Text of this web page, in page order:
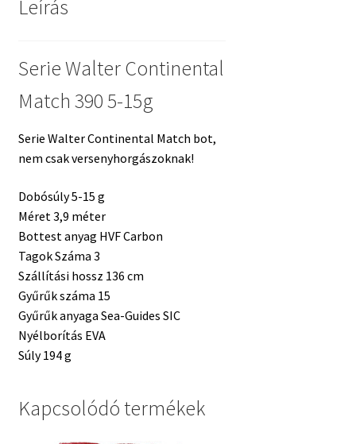
Leírás
Serie Walter Continental
Match 390 5-15g
Serie Walter Continental Match bot,
nem csak versenyhorgászoknak!
Dobósúly 5-15 g
Méret 3,9 méter
Bottest anyag HVF Carbon
Tagok Száma 3
Szállítási hossz 136 cm
Gyűrűk száma 15
Gyűrűk anyaga Sea-Guides SIC
Nyélborítás EVA
Súly 194 g
Kapcsolódó termékek